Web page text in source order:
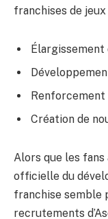
franchises de jeux
Élargissement
Renforcement
Création de
Alors que les
officielle du
franchise semble
recrutements